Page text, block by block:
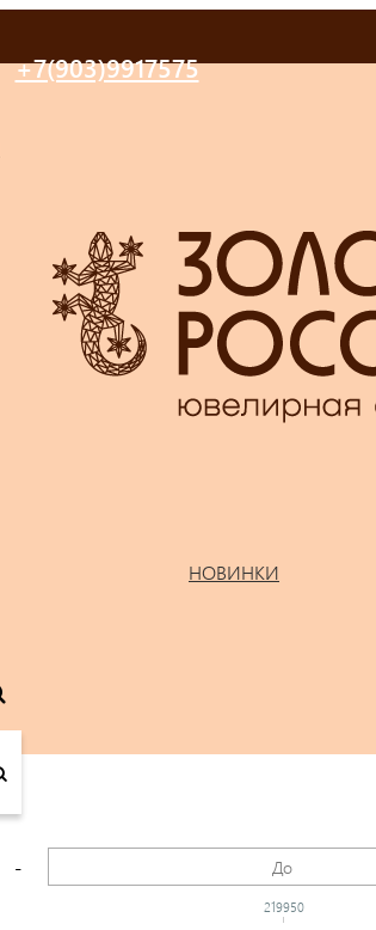
+7(903)9917575
НОВИНКИ
-
219950